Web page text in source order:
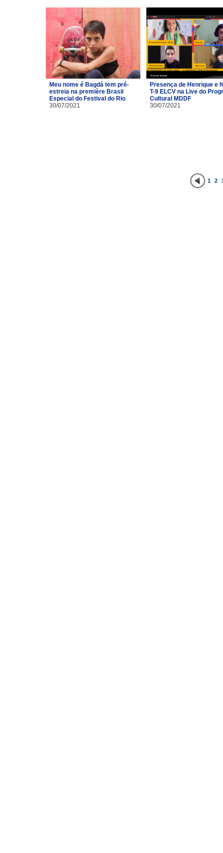
Meu nome é Bagdá tem pré-
estreia na première Brasil
Especial do Festival do Rio
30/07/2021
Presença de Henrique e
T-9 ELCV na Live do
Cultural MDDF
30/07/2021
1 2